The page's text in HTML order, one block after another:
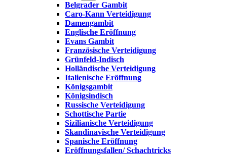
Belgrader Gambit
Caro-Kann Verteidigung
Damengambit
Englische Eröffnung
Evans Gambit
Französische Verteidigung
Grünfeld-Indisch
Holländische Verteidigung
Italienische Eröffnung
Königsgambit
Königsindisch
Russische Verteidigung
Schottische Partie
Sizilianische Verteidigung
Skandinavische Verteidigung
Spanische Eröffnung
Eröffnungsfallen/ Schachtricks